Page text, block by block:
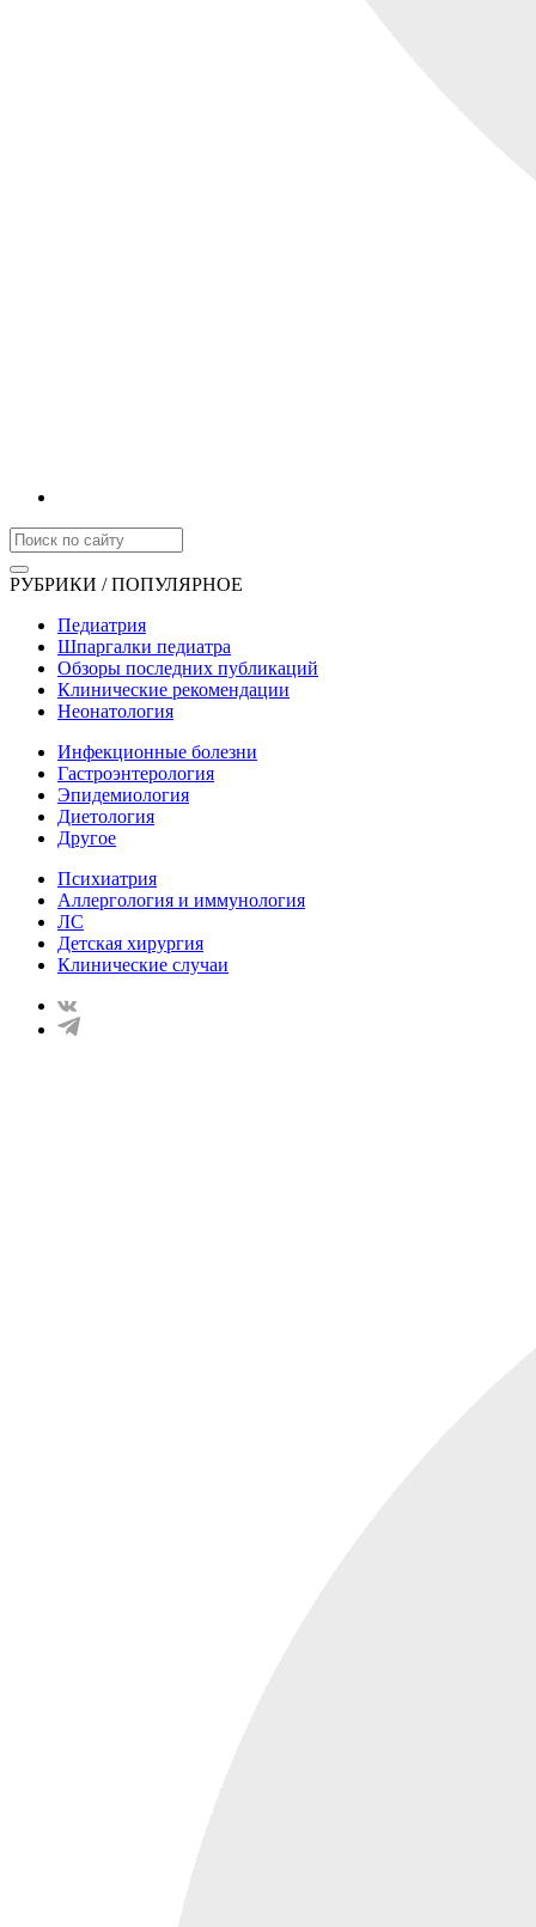
РУБРИКИ / ПОПУЛЯРНОЕ
Педиатрия
Шпаргалки педиатра
Обзоры последних публикаций
Клинические рекомендации
Неонатология
Инфекционные болезни
Гастроэнтерология
Эпидемиология
Диетология
Другое
Психиатрия
Аллергология и иммунология
ЛС
Детская хирургия
Клинические случаи